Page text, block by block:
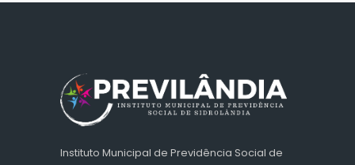
Instituto Municipal de Previdência Social de